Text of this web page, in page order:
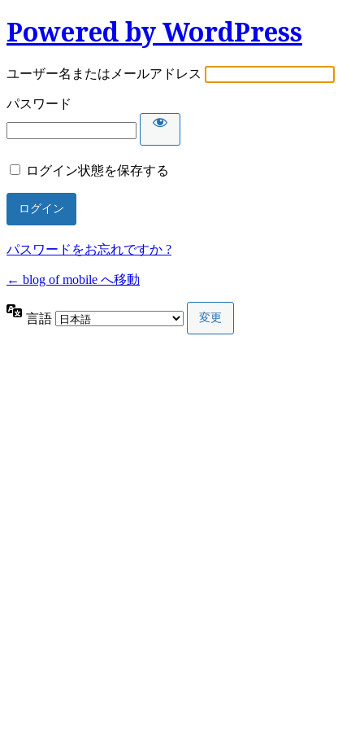
Powered by WordPress
ユーザー名またはメールアドレス
パスワード
ログイン状態を保存する
パスワードをお忘れですか ?
← blog of mobile へ移動
言語